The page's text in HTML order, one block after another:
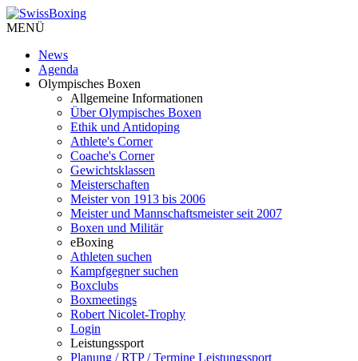
MENÜ
News
Agenda
Olympisches Boxen
Allgemeine Informationen
Über Olympisches Boxen
Ethik und Antidoping
Athlete's Corner
Coache's Corner
Gewichtsklassen
Meisterschaften
Meister von 1913 bis 2006
Meister und Mannschaftsmeister seit 2007
Boxen und Militär
eBoxing
Athleten suchen
Kampfgegner suchen
Boxclubs
Boxmeetings
Robert Nicolet-Trophy
Login
Leistungssport
Planung / RTP / Termine Leistungssport